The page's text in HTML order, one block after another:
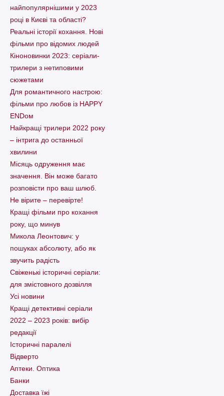
найпопулярнішими у 2023
році в Києві та області?
Реальні історії кохання. Нові
фільми про відомих людей
Кіноновинки 2023: серіали-
трилери з нетиповими
сюжетами
Для романтичного настрою:
фільми про любов із HAPPY
ENDом
Найкращі трилери 2022 року
– інтрига до останньої
хвилини
Місяць одруження має
значення. Він може багато
розповісти про ваш шлюб.
Не вірите – перевірте!
Кращі фільми про кохання
року, що минув
Микола Леонтович: у
пошуках абсолюту, або як
звучить радість
Свіженькі історичні серіали:
для змістовного дозвілля
Усі новини
Кращі детективні серіали
2022 – 2023 років: вибір
редакції
Історичні паралелі
Відверто
Аптеки. Оптика
Банки
Доставка їжі